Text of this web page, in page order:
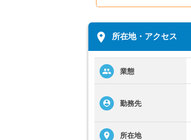
place 所在地・アクセス
業態
勤務先
所在地